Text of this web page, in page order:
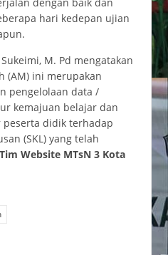
hari kedepan ujian
M. Pd mengatakan
(AM) ini merupakan
pengelolaan data /
kemajuan belajar dan
didik terhadap
(SKL) yang telah
Website MTsN 3 Kota